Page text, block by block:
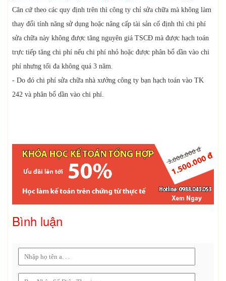
Căn cứ theo các quy định trên thì công ty chỉ sửa chữa mà không làm
thay đổi tính năng sử dụng hoặc nâng cấp tài sản cố định thì chi phí
sửa chữa này không được tăng nguyên giá TSCĐ mà được hạch toán
trực tiếp tăng chi phí nếu chi phí nhỏ hoặc được phân bổ dần vào chi
phí nhưng tối đa không quá 3 năm.
- Do đó chi phí sửa chữa nhà xưởng công ty bạn hạch toán vào TK
242 và phân bổ dần vào chi phí.
Bình luận